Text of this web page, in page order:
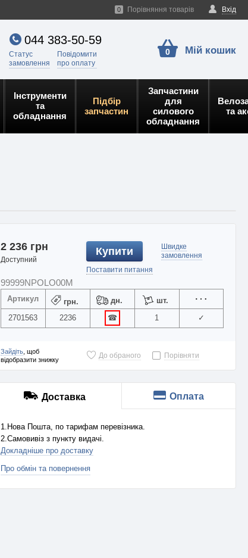
Вхід
0 Порівняння товарів
044 383-50-59
Статус
замовлення
Повідомити
про оплату
0 Мій кошик
Інструменти
та
обладнання
Підбір
запчастин
Запчастини
для
силового
обладнання
та
2 236 грн
Доступний
Купити
Поставити питання
Швидке
замовлення
99999NPOLO00M
Артикул грн. дн.
шт.
2701563
2236 ☎ 1 ✓
Зайдіть, щоб
відобразити знижку
До обраного Порівняти
Доставка Оплата
1.Нова Пошта, по тарифам перевізника.
2.Самовивіз з пункту видачі.
Докладніше про доставку
Про обмін та повернення